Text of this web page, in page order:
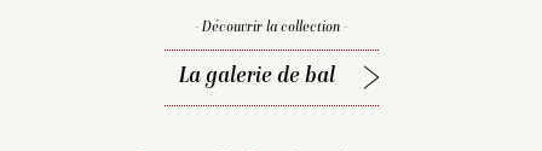
- Découvrir la collection -
La galerie de bal